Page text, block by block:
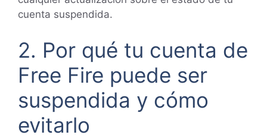
cuenta suspendida.
2. Por qué tu cuenta de
Free Fire puede ser
suspendida y cómo
evitarlo